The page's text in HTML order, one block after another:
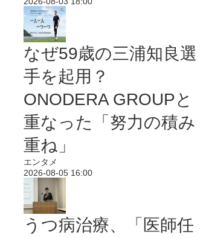
なぜ59歳の三浦知良選
手を起用？
ONODERA GROUPと
重なった「努力の積み
重ね」
エンタメ
2026-08-05 16:00
うつ病治療、「医師任